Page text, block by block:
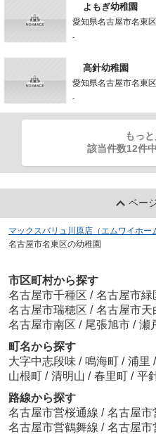
よもぎ幼稚園
愛知県名古屋市名東
-
高針幼稚園
愛知県名古屋市名東
-
もっ
該当件数12件
ペー
マックスバリュ川原店（エムワイホー
名古屋市名東区の幼稚園
市区町村から探す
名古屋市千種区 / 名古屋市緑
名古屋市瑞穂区 / 名古屋市天
名古屋市南区 / 尾張旭市 / 瀬
町名から探す
大字中志段味 / 鳴海町 / 浦里 /
山根町 / 清明山 / 春里町 / 平
路線から探す
名古屋市営桜通線 / 名古屋市
名古屋市営鶴舞線 / 名古屋市